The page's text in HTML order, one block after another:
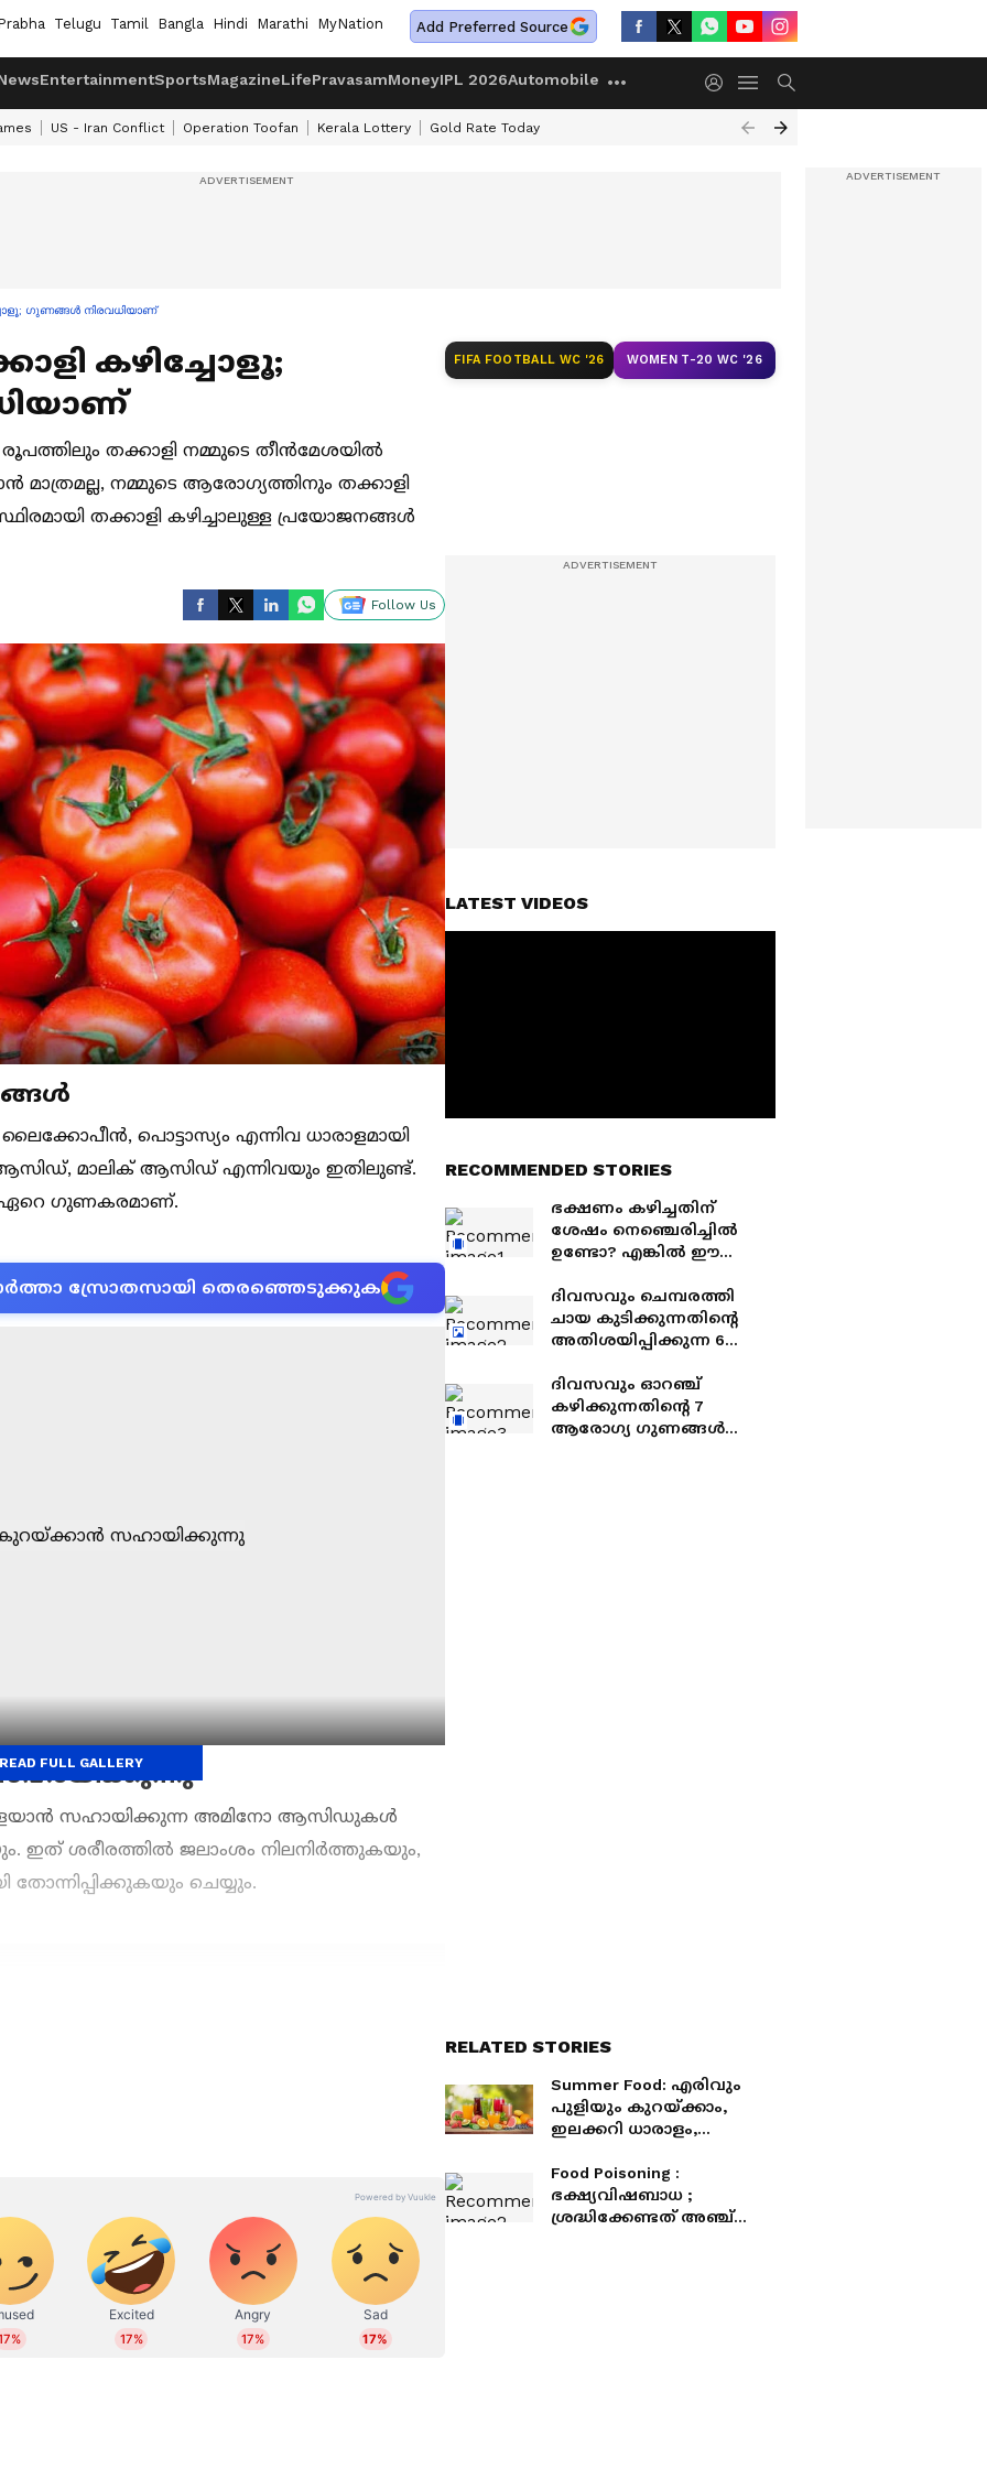
Telugu Tamil Bangla Hindi Marathi MyNation Add Preferred Source
EntertainmentSportsMagazineLifePravasamMoneyIPL 2026Automobile
US - Iran Conflict Operation Toofan Kerala Lottery Gold Rate Today
ഗുണങ്ങൾ നിരവധിയാണ്
കഴിച്ചോളൂ;
തക്കാളി നമ്മുടെ തീൻമേശയിൽ
മാത്രമല്ല, നമ്മുടെ ആരോഗ്യത്തിനും തക്കാളി
തക്കാളി കഴിച്ചാലുള്ള പ്രയോജനങ്ങൾ
Follow Us
ലൈക്കോപീൻ, പൊട്ടാസ്യം എന്നിവ ധാരാളമായി
ആസിഡ്, മാലിക് ആസിഡ് എന്നിവയും ഇതിലുണ്ട്.
ഏറെ ഗുണകരമാണ്.
സ്രോതസായി തെരഞ്ഞെടുക്കുക
സഹായിക്കുന്ന അമിനോ ആസിഡുകൾ
ഇത് ശരീരത്തിൽ ജലാംശം നിലനിർത്തുകയും,
ചെയ്യും.
READ FULL GALLERY
FIFA FOOTBALL WC '26 WOMEN T-20 WC '26
LATEST VIDEOS
RECOMMENDED STORIES
ഭക്ഷണം കഴിച്ചതിന്
ശേഷം നെഞ്ചെരിച്ചിൽ
ഉണ്ടോ? എങ്കിൽ ഈ
ദിവസവും ചെമ്പരത്തി
ചായ കുടിക്കുന്നതിന്റെ
അതിശയിപ്പിക്കുന്ന 6
ദിവസവും ഓറഞ്ച്
കഴിക്കുന്നതിന്റെ 7
ആരോഗ്യ ഗുണങ്ങൾ
RELATED STORIES
Summer Food: എരിവും
പുളിയും കുറയ്ക്കാം,
ഇലക്കറി ധാരാളം,
കഴിക്കാം,
കഴിക്കാതിരിക്കാം
Food Poisoning :
ഭക്ഷ്യവിഷബാധ ;
ശ്രദ്ധിക്കേണ്ടത് അഞ്ച്